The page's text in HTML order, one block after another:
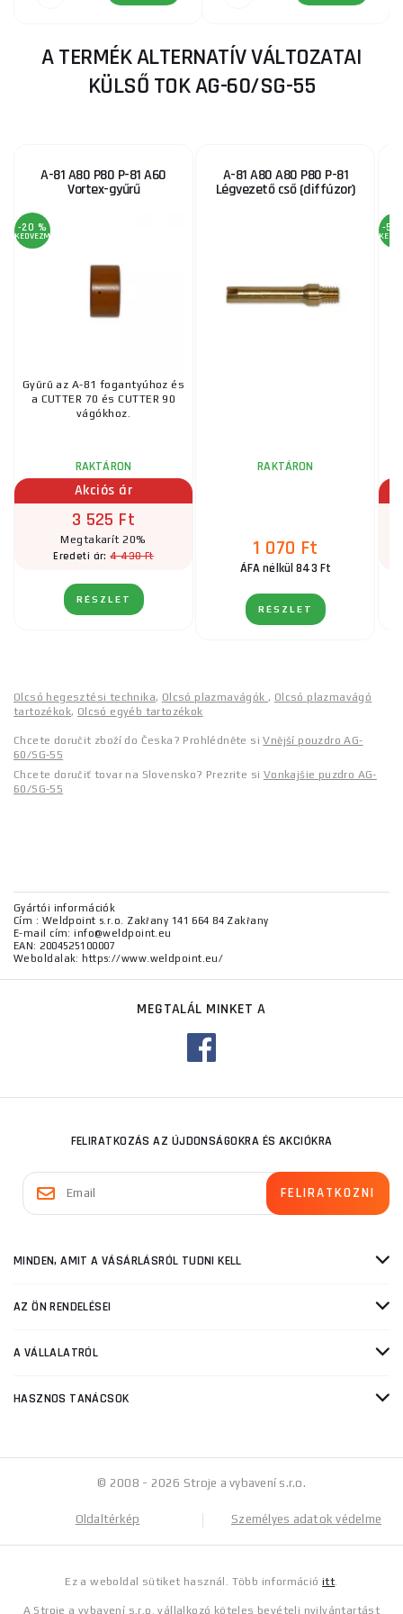
A TERMÉK ALTERNATÍV VÁLTOZATAI
KÜLSŐ TOK AG-60/SG-55
A-81 A80 P80 P-81 A60
Vortex-gyűrű
-20 %
KEDVEZMÉNY
Gyűrű az A-81 fogantyúhoz és
a CUTTER 70 és CUTTER 90
vágókhoz.
RAKTÁRON
Akciós ár
3 525 Ft
Megtakarít 20%
Eredeti ár:4 430 Ft
RÉSZLET
A-81 A80 A80 P80 P-81
Légvezető cső (diffúzor)
RAKTÁRON
1 070 Ft
ÁFA nélkül 843 Ft
RÉSZLET
-52
Olcsó hegesztési technika, Olcsó plazmavágók, Olcsó plazmavágó
tartozékok, Olcsó egyéb tartozékok
Chcete doručit zboží do Česka? Prohlédněte siVnější pouzdro AG-
60/SG-55
Chcete doručiť tovar na Slovensko? Prezrite si Vonkajšie puzdro AG-
60/SG-55
Gyártói információk
Cím : Weldpoint s.r.o. Zakřany 141 664 84 Zakřany
E-mail cím: info@weldpoint.eu
EAN: 2004525100007
Weboldalak: https://www.weldpoint.eu/
MEGTALÁL MINKET A
FELIRATKOZÁS AZ ÚJDONSÁGOKRA ÉS AKCIÓKRA
MINDEN, AMIT A VÁSÁRLÁSRÓL TUDNI KELL
AZ ÖN RENDELÉSEI
A VÁLLALATRÓL
HASZNOS TANÁCSOK
© 2008 - 2026 Stroje a vybavení s.r.o.
Oldaltérkép Személyes adatok védelme
Ez a weboldal sütiket használ. Több információitt.
A Stroje a vybavení s.r.o. vállalkozó köteles bevételi nyilvántartást